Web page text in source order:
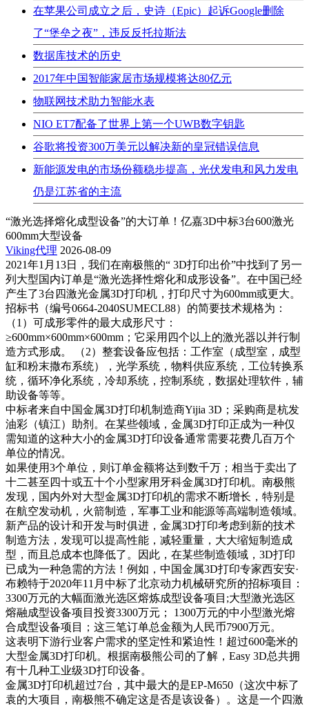
在苹果公司成立之后，史诗（​​Epic）起诉Google删除
了“堡垒之夜”，违反反托拉斯法
数据库技术的历史
2017年中国智能家居市场规模将达80亿元
物联网技术助力智能水表
NIO ET7配备了世界上第一个UWB数字钥匙
谷歌将投资300万美元以解决新的皇冠错误信息
新能源发电的市场份额稳步提高，光伏发电和风力发电
仍是江苏省的主流
“激光选择熔化成型设备”的大订单！亿嘉3D中标3台600激光
600mm大型设备
Viking代理 2026-08-09
2021年1月13日，我们在南极熊的“ 3D打印出价”中找到了另一
列大型国内订单是“激光选择性熔化和成形设备”。在中国已经
产生了3台四激光金属3D打印机，打印尺寸为600mm或更大。
招标书（编号0664-2040SUMECL88）的简要技术规格为：
（1）可成形零件的最大成形尺寸：
≥600mm×600mm×600mm；它采用四个以上的激光器以并行制
造方式形成。 （2）整套设备应包括：工作室（成型室，成型
缸和粉末撒布系统），光学系统，物料供应系统，工位转换系
统，循环净化系统，冷却系统，控制系统，数据处理软件，辅
助设备等等。
中标者来自中国金属3D打印机制造商Yijia 3D；采购商是杭发
油彩（镇江）助剂。在某些领域，金属3D打印正成为一种仅
需知道的这种大小的金属3D打印设备通常需要花费几百万个
单位的情况。
如果使用3个单位，则订单金额将达到数千万；相当于卖出了
十二甚至四十或五十个小型家用牙科金属3D打印机。南极熊
发现，国内外对大型金属3D打印机的需求不断增长，特别是
在航空发动机，火箭制造，军事工业和能源等高端制造领域。
新产品的设计和开发与时俱进，金属3D打印考虑到新的技术
制造方法，发现可以提高性能，减轻重量，大大缩短制造成
型，而且总成本也降低了。因此，在某些制造领域，3D打印
已成为一种急需的方法！例如，中国金属3D打印专家西安安·
布赖特于2020年11月中标了北京动力机械研究所的招标项目：
3300万元的大幅面激光选区熔炼成型设备项目;大型激光选区
熔融成型设备项目投资3300万元； 1300万元的中小型激光熔
合成型设备项目；这三笔订单总金额为人民币7900万元。
这表明下游行业客户需求的坚定性和紧迫性！超过600毫米的
大型金属3D打印机。根据南极熊公司的了解，Easy 3D总共拥
有十几种工业级3D打印设备。
金属3D打印机超过7台，其中最大的是EP-M650（这次中标了
袁的大项目，南极熊不确定这是否是该设备）。这是一个四激